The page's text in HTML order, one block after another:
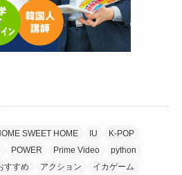
SWEET HOME IU
K-POP
POWER Prime Video
python
すすめ アクション
イカゲーム